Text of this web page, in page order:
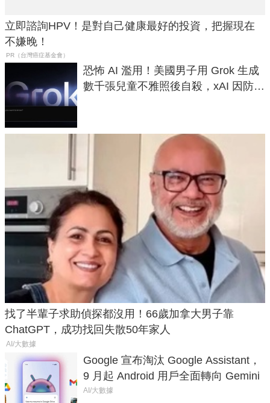
立即諮詢HPV！是對自己健康最好的投資，把握現在
不嫌晚！
PR（台灣癌症基金會）
恐怖 AI 濫用！美國男子用 Grok 生成
數千張兒童不雅照後自殺，xAI 因防護
找了半輩子求助偵探都沒用！66歲加拿大男子靠
ChatGPT，成功找回失散50年家人
AI/大數據
Google 宣布淘汰 Google Assistant，
9 月起 Android 用戶全面轉向 Gemini
AI/大數據